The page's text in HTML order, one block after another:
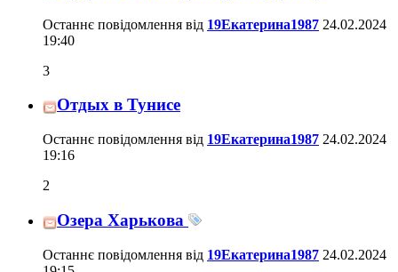
Останнє повідомлення від 19Екатерина1987 24.02.2024
19:40
3
Отдых в Тунисе
Останнє повідомлення від 19Екатерина1987 24.02.2024
19:16
2
Озера Харькова
Останнє повідомлення від 19Екатерина1987 24.02.2024